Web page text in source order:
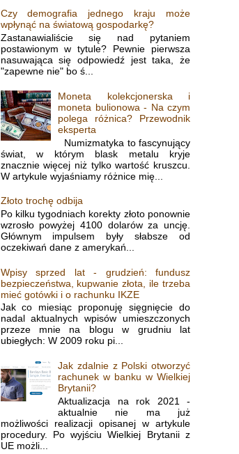
Czy demografia jednego kraju może
wpłynąć na światową gospodarkę?
Zastanawialiście się nad pytaniem
postawionym w tytule? Pewnie pierwsza
nasuwająca się odpowiedź jest taka, że
"zapewne nie" bo ś...
Moneta kolekcjonerska i
moneta bulionowa - Na czym
polega różnica? Przewodnik
eksperta
Numizmatyka to fascynujący
świat, w którym blask metalu kryje
znacznie więcej niż tylko wartość kruszcu.
W artykule wyjaśniamy różnice mię...
Złoto trochę odbija
Po kilku tygodniach korekty złoto ponownie
wzrosło powyżej 4100 dolarów za uncję.
Głównym impulsem były słabsze od
oczekiwań dane z amerykań...
Wpisy sprzed lat - grudzień: fundusz
bezpieczeństwa, kupwanie złota, ile trzeba
mieć gotówki i o rachunku IKZE
Jak co miesiąc proponuję sięgnięcie do
nadal aktualnych wpisów umieszczonych
przeze mnie na blogu w grudniu lat
ubiegłych: W 2009 roku pi...
Jak zdalnie z Polski otworzyć
rachunek w banku w Wielkiej
Brytanii?
Aktualizacja na rok 2021 -
aktualnie nie ma już
możliwości realizacji opisanej w artykule
procedury. Po wyjściu Wielkiej Brytanii z
UE możli...